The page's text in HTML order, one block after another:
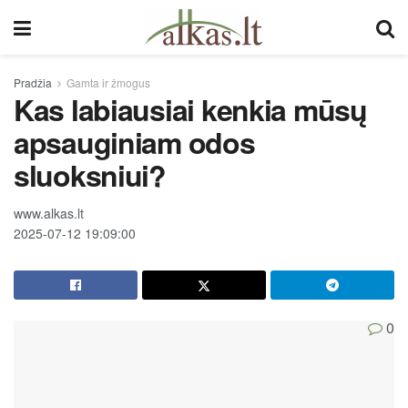
Pradžia Gamta ir žmogus
Kas labiausiai kenkia mūsų
apsauginiam odos
sluoksniui?
www.alkas.lt
2025-07-12 19:09:00
0